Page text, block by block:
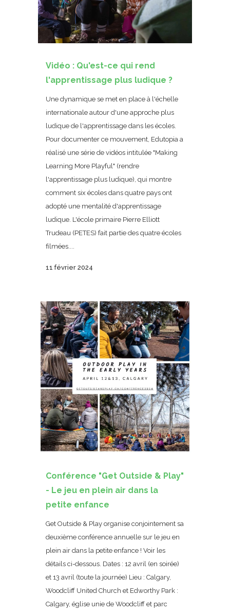
Vidéo : Qu'est-ce qui rend
l'apprentissage plus ludique ?
Une dynamique se met en place à l'échelle
internationale autour d'une approche plus
ludique de l'apprentissage dans les écoles.
Pour documenter ce mouvement, Edutopia a
réalisé une série de vidéos intitulée "Making
Learning More Playful" (rendre
l'apprentissage plus ludique), qui montre
comment six écoles dans quatre pays ont
adopté une mentalité d'apprentissage
ludique. L'école primaire Pierre Elliott
Trudeau (PETES) fait partie des quatre écoles
filmées....
11 février 2024
Conférence "Get Outside & Play"
- Le jeu en plein air dans la
petite enfance
Get Outside & Play organise conjointement sa
deuxième conférence annuelle sur le jeu en
plein air dans la petite enfance ! Voir les
détails ci-dessous. Dates : 12 avril (en soirée)
et 13 avril (toute la journée) Lieu : Calgary,
Woodcliff United Church et Edworthy Park :
Calgary, église unie de Woodcliff et parc